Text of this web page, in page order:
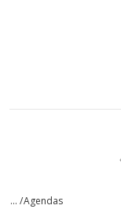
... /Agendas